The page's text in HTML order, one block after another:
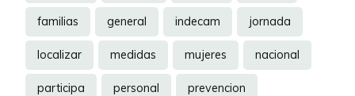
familias general indecam jornada
localizar medidas mujeres nacional
participa personal prevencion